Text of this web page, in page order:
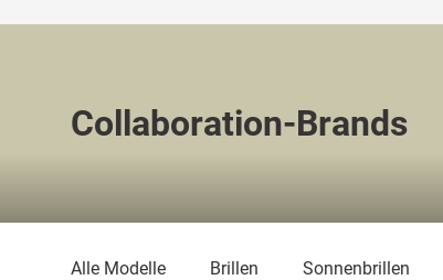
Collaboration-Brands
Alle Modelle Brillen Sonnenbrillen